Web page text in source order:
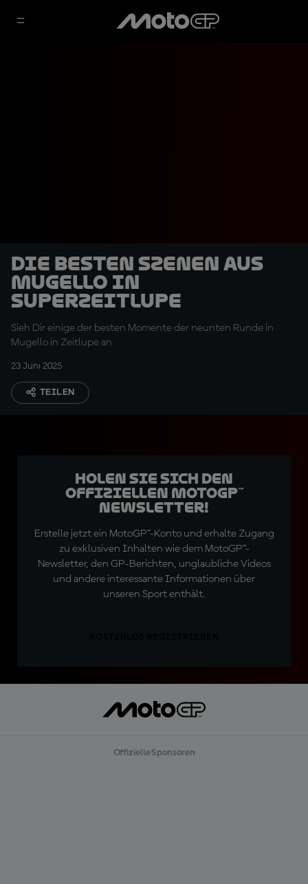
Die besten Szenen aus
Mugello in
Superzeitlupe
Sieh Dir einige der besten Momente der neunten Runde in
Mugello in Zeitlupe an
23 Juni 2025
TEILEN
Holen Sie sich den
offiziellen MotoGP™
Newsletter!
Erstelle jetzt ein MotoGP™-Konto und erhalte Zugang
zu exklusiven Inhalten wie dem MotoGP™-
Newsletter, den GP-Berichten, unglaubliche Videos
und andere interessante Informationen über
unseren Sport enthält.
Offizielle Sponsoren